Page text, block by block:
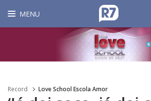
MENU
Record Love School Escola Amor